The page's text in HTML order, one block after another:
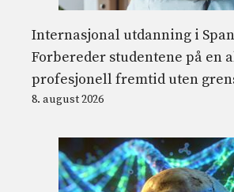
Internasjonal utdanning i
Forbereder studentene på en
profesjonell fremtid uten
8. august 2026